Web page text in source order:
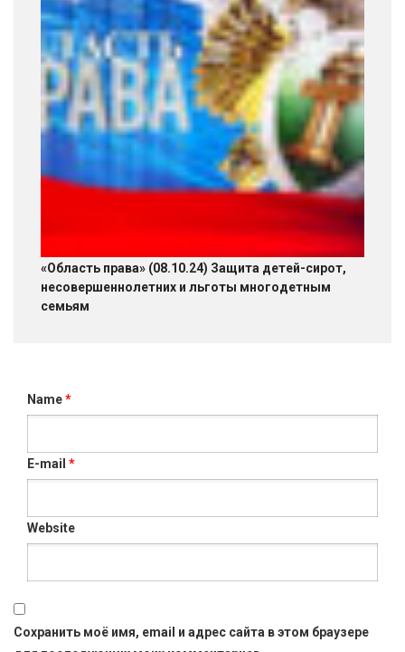
«Область права» (08.10.24) Защита детей-сирот,
несовершеннолетних и льготы многодетным
семьям
Name*
E-mail *
Website
Сохранить моё имя, email и адрес сайта в этом браузере